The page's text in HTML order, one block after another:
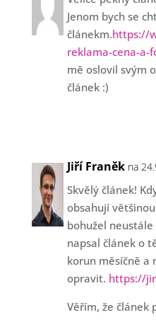
Jenom bych se
článekm.https://
reklama-cena-a-
mě oslovil svým
článek :)
Jiří Franěk na
Skvělý článek!
obsahují většinou
bohužel
napsal článek o
korun měsíčně a
opravit. https://
Věřím, že článek